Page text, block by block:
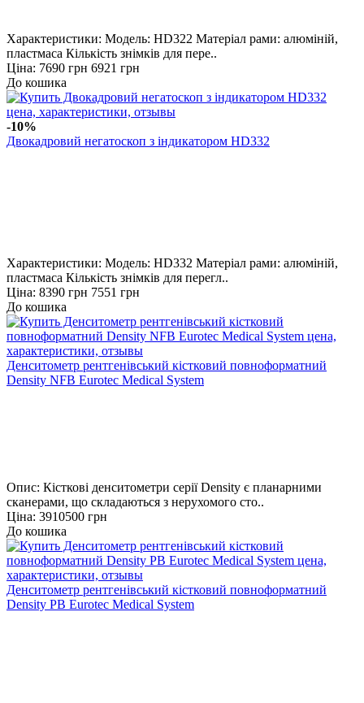
Характеристики: Модель: HD322 Матеріал рами: алюміній,
пластмаса Кількість знімків для пере..
Ціна: 7690 грн 6921 грн
До кошика
-10%
Двокадровий негатоскоп з індикатором HD332
Характеристики: Модель: HD332 Матеріал рами: алюміній,
пластмаса Кількість знімків для перегл..
Ціна: 8390 грн 7551 грн
До кошика
Денситометр рентгенівський кістковий повноформатний
Density NFB Eurotec Medical System
Опис: Кісткові денситометри серії Density є планарними
сканерами, що складаються з нерухомого сто..
Ціна: 3910500 грн
До кошика
Денситометр рентгенівський кістковий повноформатний
Density PB Eurotec Medical System